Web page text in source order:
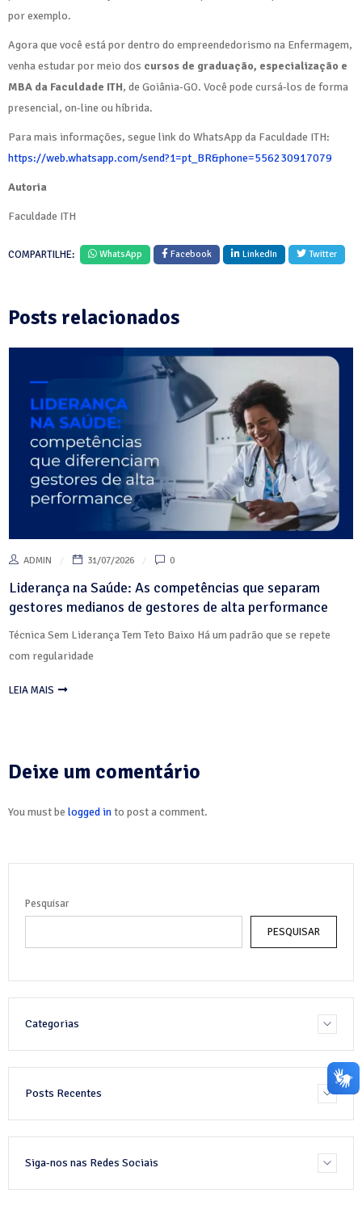
por exemplo.
Agora que você está por dentro do empreendedorismo na Enfermagem,
venha estudar por meio dos cursos de graduação, especialização e
MBA da Faculdade ITH, de Goiânia-GO. Você pode cursá-los de forma
presencial, on-line ou híbrida.
Para mais informações, segue link do WhatsApp da Faculdade ITH:
https://web.whatsapp.com/send?1=pt_BR&phone=556230917079
Autoria
Faculdade ITH
COMPARTILHE: WhatsApp Facebook LinkedIn Twitter
Posts relacionados
ADMIN 31/07/2026 0
Liderança na Saúde: As competências que separam
gestores medianos de gestores de alta performance
Técnica Sem Liderança Tem Teto Baixo Há um padrão que se repete
com regularidade
LEIA MAIS
Deixe um comentário
You must be logged into post a comment.
Pesquisar
PESQUISAR
Categorias
Posts Recentes
Siga-nos nas Redes Sociais